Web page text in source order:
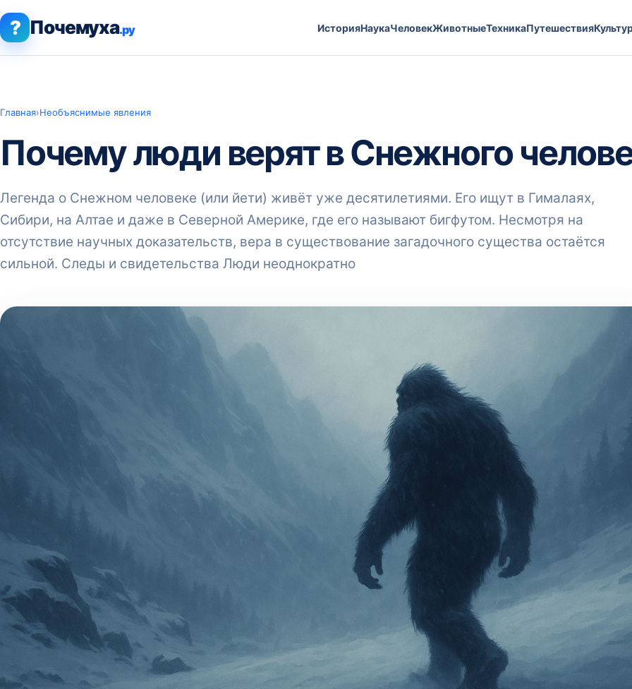
? Почемуха.ру ИсторияНаукаЧеловекЖивотныеТехникаПутешествия
Главная›Необъяснимые явления
Почему люди верят в Снежного
Легенда о Снежном человеке (или йети) живёт уже десятилетиями. Его ищут в Гималаях,
Сибири, на Алтае и даже в Северной Америке, где его называют бигфутом. Несмотря на
отсутствие научных доказательств, вера в существование загадочного существа остаётся
сильной. Следы и свидетельства Люди неоднократно